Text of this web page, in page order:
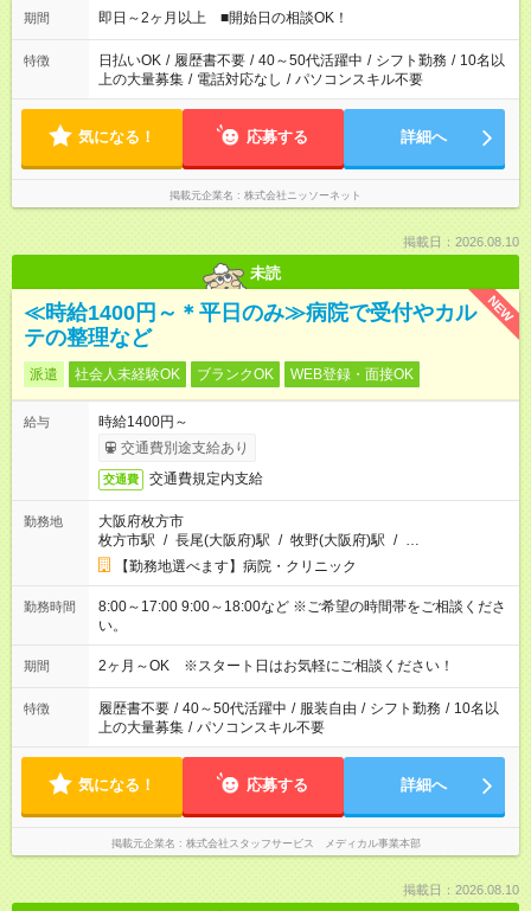
期間 即日～2ヶ月以上 ■開始日の相談OK！
特徴 日払いOK / 履歴書不要 / 40～50代活躍中 / シフト勤務 / 10名以
上の大量募集 / 電話対応なし / パソコンスキル不要
気になる！ 応募する 詳細へ
掲載元企業名 株式会社ニッソーネット
掲載日：2026.08.10
未読
NEW
≪時給1400円～＊平日のみ≫病院で受付やカル
テの整理など
派遣 社会人未経験OK ブランクOK WEB登録・面接OK
給与
時給1400円～
交通費別途支給あり
交通費 交通費規定内支給
勤務地
大阪府枚方市
枚方市駅 / 長尾(大阪府)駅 / 牧野(大阪府)駅 / …
【勤務地選べます】病院・クリニック
勤務時間
8:00～17:00 9:00～18:00など ※ご希望の時間帯をご相談くださ
い。
期間 2ヶ月～OK ※スタート日はお気軽にご相談ください！
特徴 履歴書不要 / 40～50代活躍中 / 服装自由 / シフト勤務 / 10名以
上の大量募集 / パソコンスキル不要
気になる！ 応募する 詳細へ
掲載元企業名 株式会社スタッフサービス メディカル事業本部
掲載日：2026.08.10